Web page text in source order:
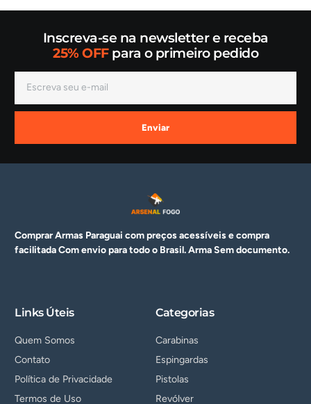
Inscreva-se na newsletter e receba
25% OFFpara o primeiro pedido
Enviar
Comprar Armas Paraguai com preços acessíveis e compra
facilitada Com envio para todo o Brasil. ArmaSem documento.
Links Úteis
Quem Somos
Contato
Política de Privacidade
Termos de Uso
Categorias
Carabinas
Espingardas
Pistolas
Revólver